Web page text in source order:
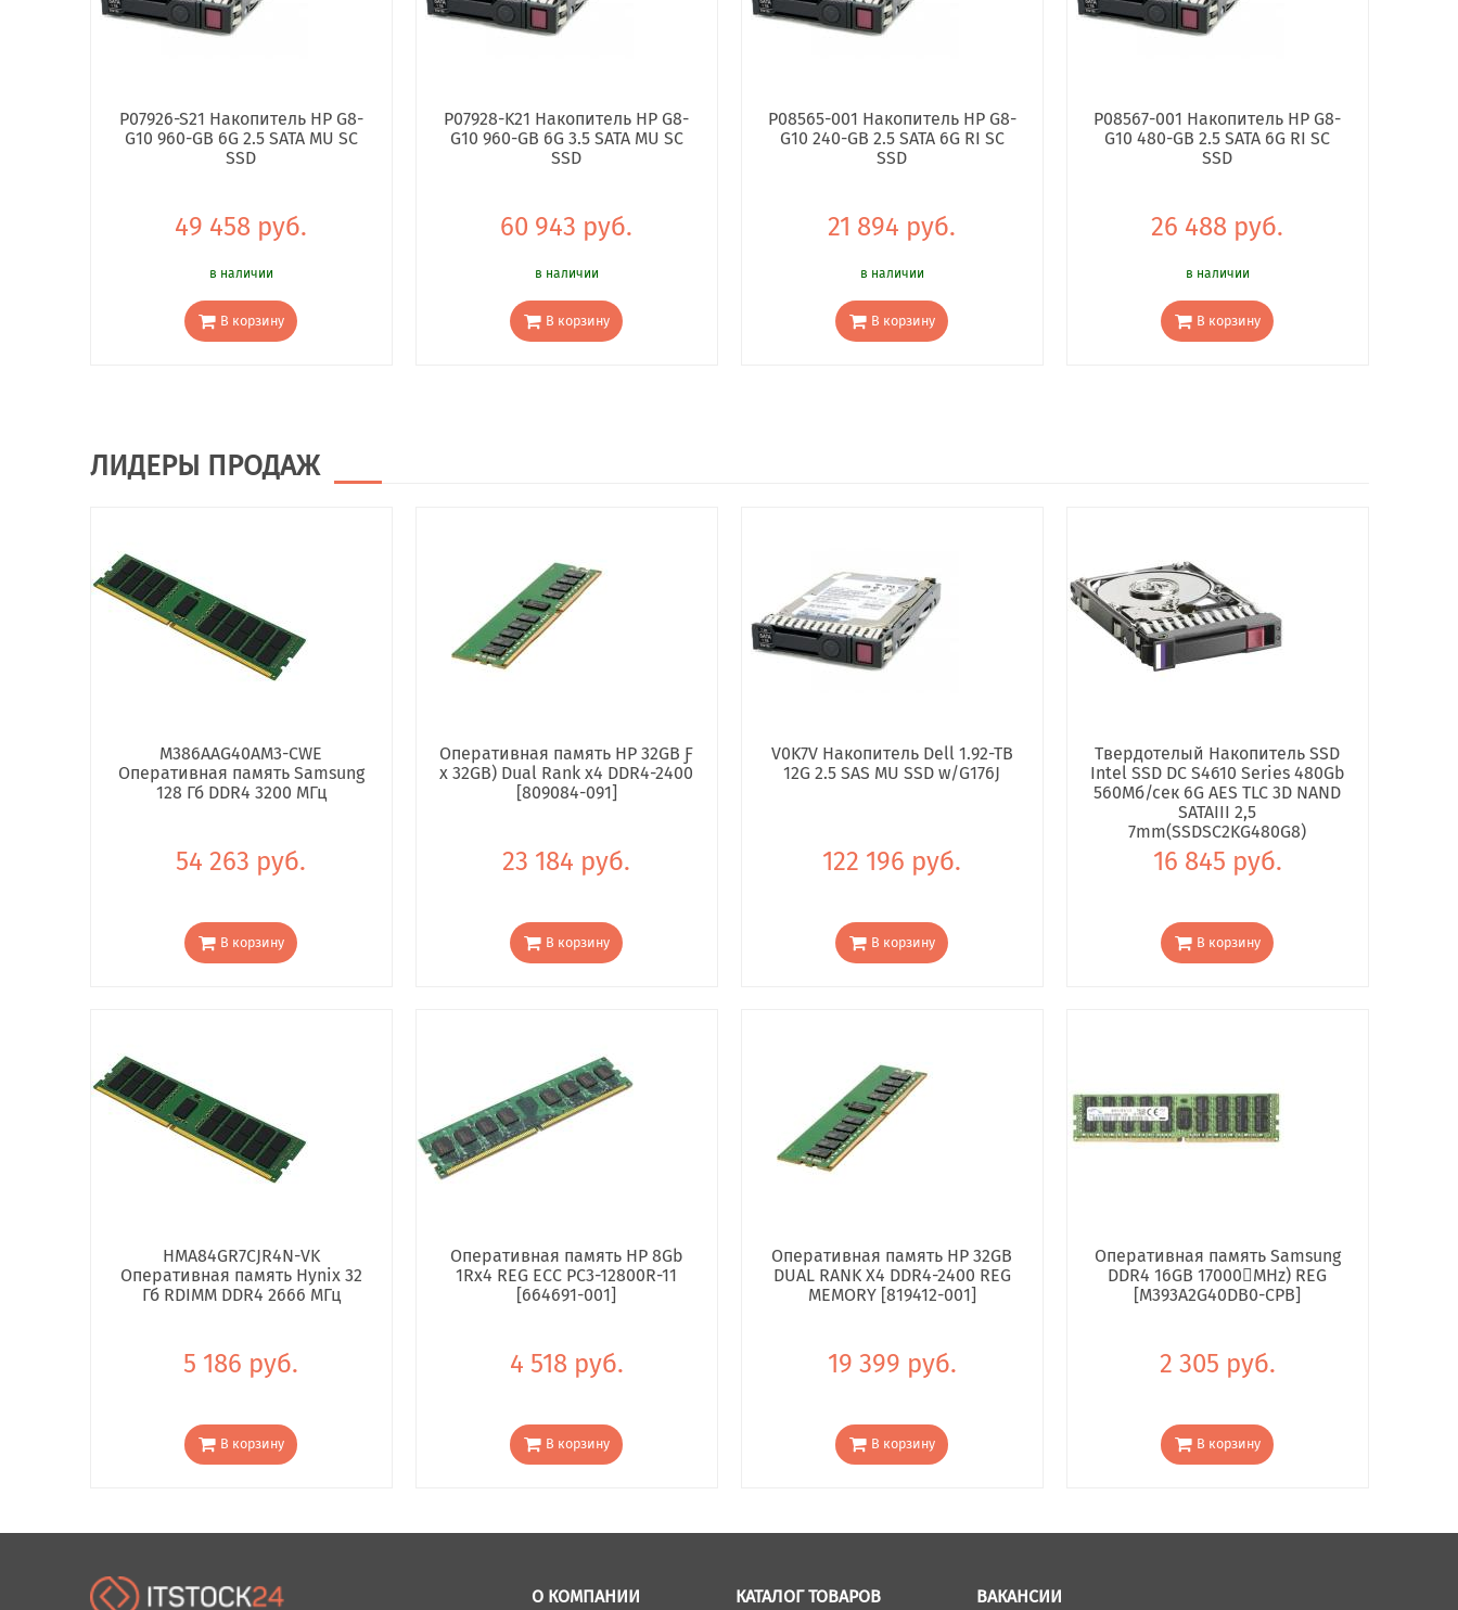
P07926-S21 Накопитель HP G8-
G10 960-GB 6G 2.5 SATA MU SC
SSD
49 458 руб.
в наличии
В корзину
P07928-K21 Накопитель HP G8-
G10 960-GB 6G 3.5 SATA MU SC
SSD
60 943 руб.
в наличии
В корзину
P08565-001 Накопитель HP G8-
G10 240-GB 2.5 SATA 6G RI SC
SSD
21 894 руб.
в наличии
В корзину
P08567-001 Накопитель HP G8-
G10 480-GB 2.5 SATA 6G RI SC
SSD
26 488 руб.
в наличии
В корзину
ЛИДЕРЫ ПРОДАЖ
M386AAG40AM3-CWE
Оперативная память Samsung
128 Гб DDR4 3200 МГц
54 263 руб.
В корзину
Оперативная память HP 32GB Ƒ
x 32GB) Dual Rank x4 DDR4-2400
[809084-091]
23 184 руб.
В корзину
V0K7V Накопитель Dell 1.92-TB
12G 2.5 SAS MU SSD w/G176J
122 196 руб.
В корзину
Твердотелый Накопитель SSD
Intel SSD DC S4610 Series 480Gb
560Мб/сек 6G AES TLC 3D NAND
SATAIII 2,5
7mm(SSDSC2KG480G8)
16 845 руб.
В корзину
HMA84GR7CJR4N-VK
Оперативная память Hynix 32
Гб RDIMM DDR4 2666 МГц
5 186 руб.
В корзину
Оперативная память HP 8Gb
1Rx4 REG ECC PC3-12800R-11
[664691-001]
4 518 руб.
В корзину
Оперативная память HP 32GB
DUAL RANK X4 DDR4-2400 REG
MEMORY [819412-001]
19 399 руб.
В корзину
Оперативная память Samsung
DDR4 16GB 17000񢋕MHz) REG
[M393A2G40DB0-CPB]
2 305 руб.
В корзину
О КОМПАНИИ КАТАЛОГ ТОВАРОВ ВАКАНСИИ